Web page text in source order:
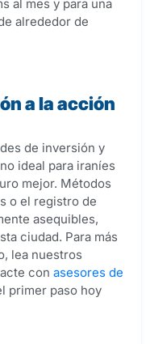
al mes y para una
alrededor de
a la acción
de inversión y
ideal para iraníes
mejor. Métodos
o el registro de
asequibles,
ciudad. Para más
lea nuestros
con asesores de
primer paso hoy